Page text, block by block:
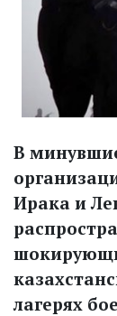
В
Ирака и
лагерях